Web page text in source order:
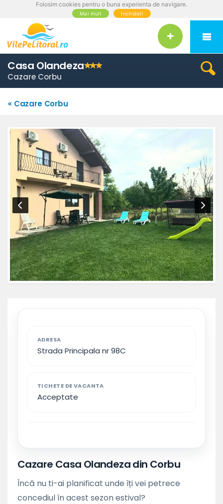
Folosim cookies pentru o buna experienta de navigare.
Mai mult Inchideti
Casa Olandeza
Cazare Corbu
« Cazare Corbu
ADRESA
Strada Principala nr 98C
TICHETE DE VACANTA
Acceptate
Cazare Casa Olandeza din Corbu
Încă nu ti-ai planificat unde îți vei petrece
concediul în acest sezon estival?